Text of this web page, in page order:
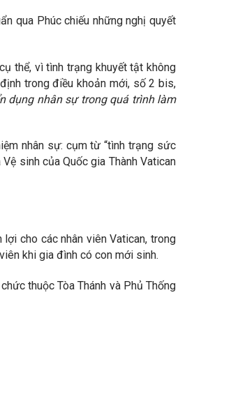
qua Phúc chiếu những nghị quyết
thể, vì tình trạng khuyết tật không
trong điều khoản mới, số 2 bis,
dụng nhân sự trong quá trình làm
nhân sự: cụm từ “tình trạng sức
sinh của Quốc gia Thành Vatican
cho các nhân viên Vatican, trong
khi gia đình có con mới sinh.
thuộc Tòa Thánh và Phủ Thống